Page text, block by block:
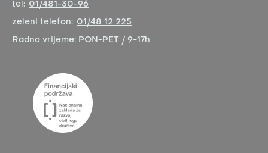
tel: 01/481-30-96
zeleni telefon: 01/48 12 225
Radno vrijeme: PON-PET / 9-17h